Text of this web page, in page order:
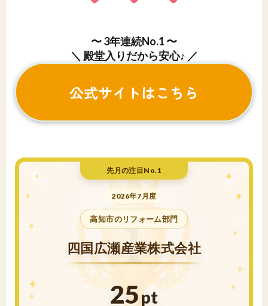
〜 3年連続No.1 〜
＼ 殿堂入りだから安心♪ ／
公式サイトはこちら
先月の注目No.1
2026年7月度
高知市のリフォーム部門
四国広瀬産業株式会社
25pt